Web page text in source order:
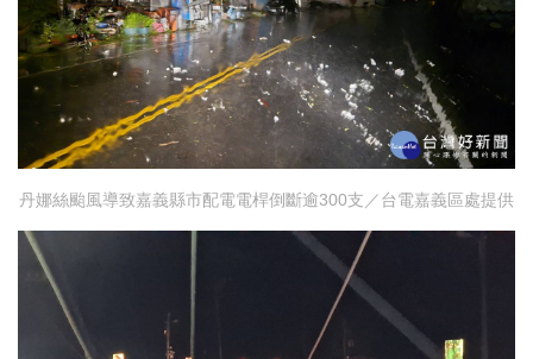
丹娜絲颱風導致嘉義縣市配電電桿倒斷逾300支／台電嘉義區處提供